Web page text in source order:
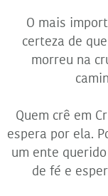
O mais
certeza de
morreu na
Quem crê em
espera por ela.
um ente
de fé e